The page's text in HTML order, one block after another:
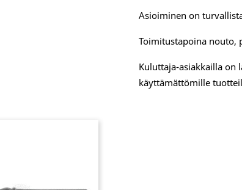
Asioiminen on
Toimitustapoina nouto,
Kuluttaja-asiakkailla on
käyttämättömille